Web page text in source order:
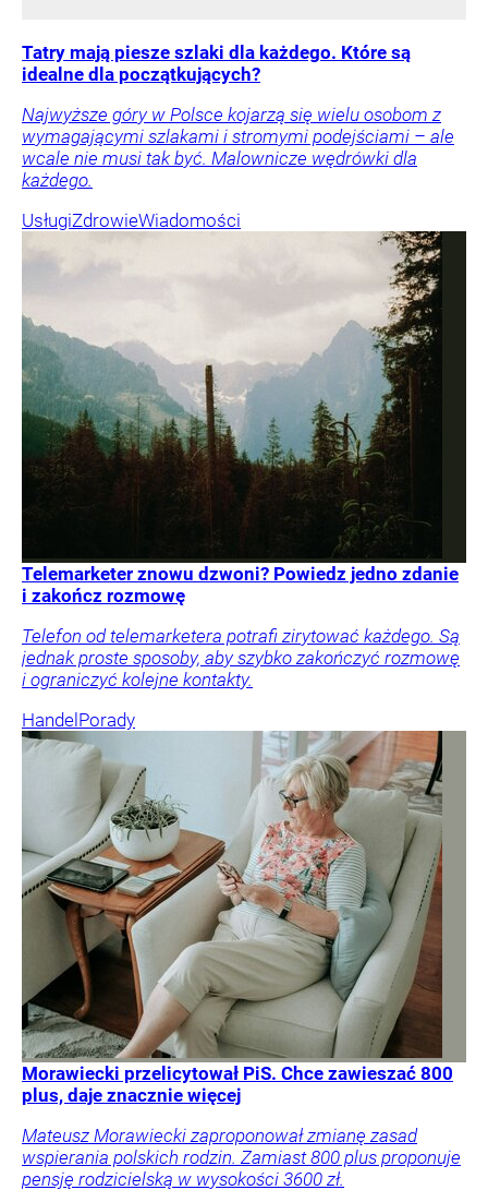
Tatry mają piesze szlaki dla każdego. Które są
idealne dla początkujących?
Najwyższe góry w Polsce kojarzą się wielu osobom z
wymagającymi szlakami i stromymi podejściami – ale
wcale nie musi tak być. Malownicze wędrówki dla
każdego.
UsługiZdrowieWiadomości
Telemarketer znowu dzwoni? Powiedz jedno zdanie
i zakończ rozmowę
Telefon od telemarketera potrafi zirytować każdego. Są
jednak proste sposoby, aby szybko zakończyć rozmowę
i ograniczyć kolejne kontakty.
Handel Porady
Morawiecki przelicytował PiS. Chce zawieszać 800
plus, daje znacznie więcej
Mateusz Morawiecki zaproponował zmianę zasad
wspierania polskich rodzin. Zamiast 800 plus proponuje
pensję rodzicielską w wysokości 3600 zł.